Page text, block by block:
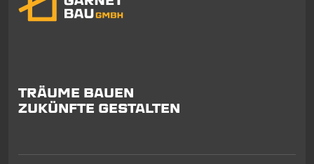
TRÄUME BAUEN
ZUKÜNFTE GESTALTEN